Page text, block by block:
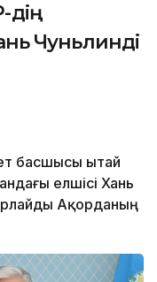
дің
Чуньлинді
басшысы Қытай
елшісі Хань
Ақорданың